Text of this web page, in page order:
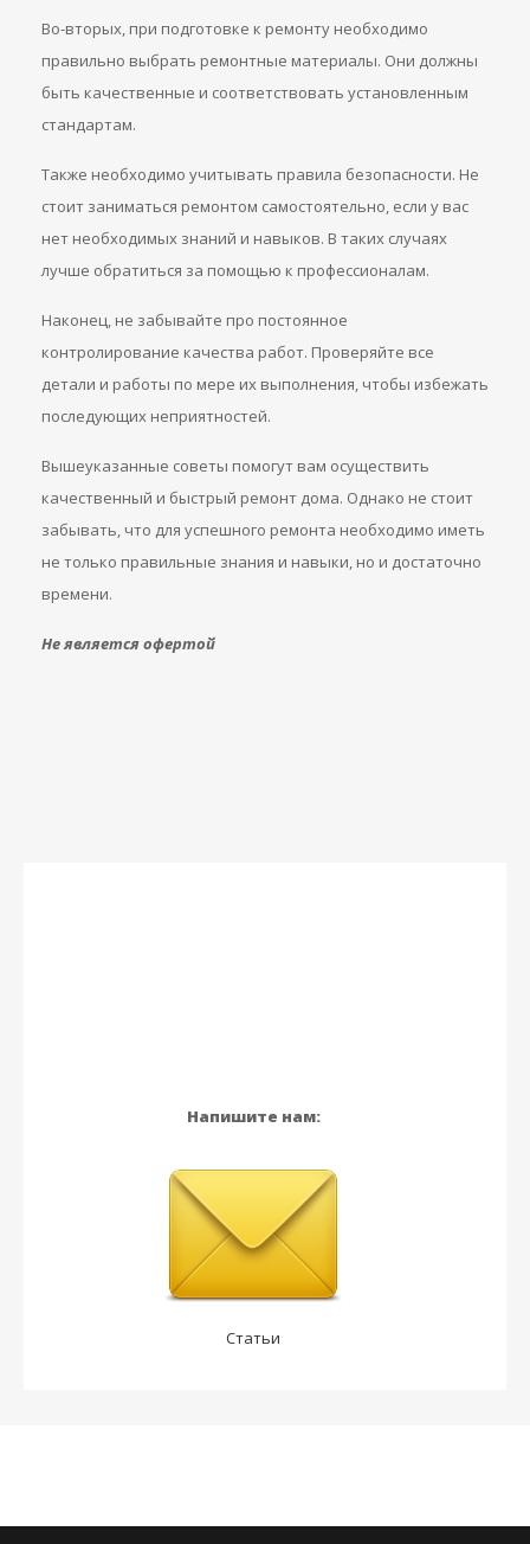
Во-вторых, при подготовке к ремонту необходимо
правильно выбрать ремонтные материалы. Они должны
быть качественные и соответствовать установленным
стандартам.
Также необходимо учитывать правила безопасности. Не
стоит заниматься ремонтом самостоятельно, если у вас
нет необходимых знаний и навыков. В таких случаях
лучше обратиться за помощью к профессионалам.
Наконец, не забывайте про постоянное
контролирование качества работ. Проверяйте все
детали и работы по мере их выполнения, чтобы избежать
последующих неприятностей.
Вышеуказанные советы помогут вам осуществить
качественный и быстрый ремонт дома. Однако не стоит
забывать, что для успешного ремонта необходимо иметь
не только правильные знания и навыки, но и достаточно
времени.
Не является офертой
Напишите нам:
Статьи